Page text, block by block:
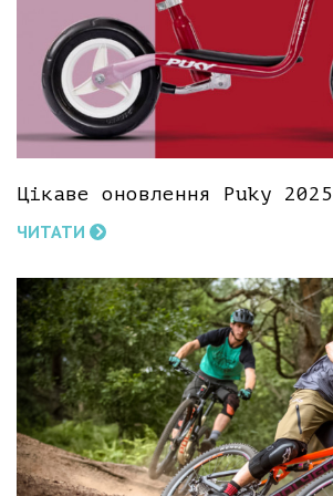
Цікаве оновлення Puky 2025
ЧИТАТИ